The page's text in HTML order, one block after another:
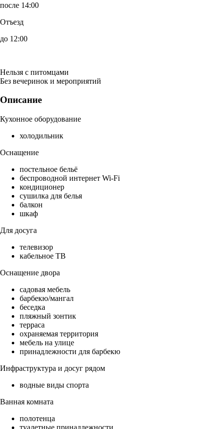
после 14:00
Отъезд
до 12:00
Нельзя с питомцами
Без вечеринок и мероприятий
Описание
Кухонное оборудование
холодильник
Оснащение
постельное бельё
беспроводной интернет Wi-Fi
кондиционер
сушилка для белья
балкон
шкаф
Для досуга
телевизор
кабельное ТВ
Оснащение двора
садовая мебель
барбекю/мангал
беседка
пляжный зонтик
терраса
охраняемая территория
мебель на улице
принадлежности для барбекю
Инфраструктура и досуг рядом
водные виды спорта
Ванная комната
полотенца
туалетные принадлежности